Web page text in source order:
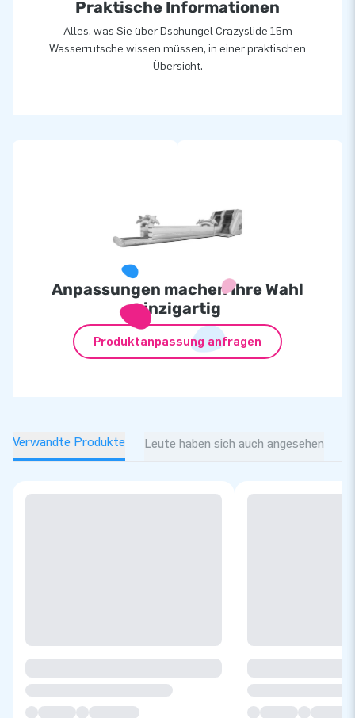
Praktische Informationen
Alles, was Sie über Dschungel Crazyslide 15m
Wasserrutsche wissen müssen, in einer praktischen
Übersicht.
Anpassungen machen Ihre Wahl
einzigartig
Produktanpassung anfragen
Verwandte Produkte Leute haben sich auch angesehen